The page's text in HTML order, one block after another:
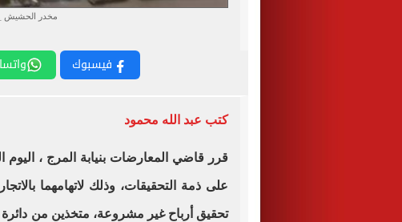
مخدر الحشيش
فيسبوك
كتب عبد الله محمود
على ذمة التحقيقات، وذلك لاتهامهما
تحقيق أرباح غير مشروعة، متخذين من